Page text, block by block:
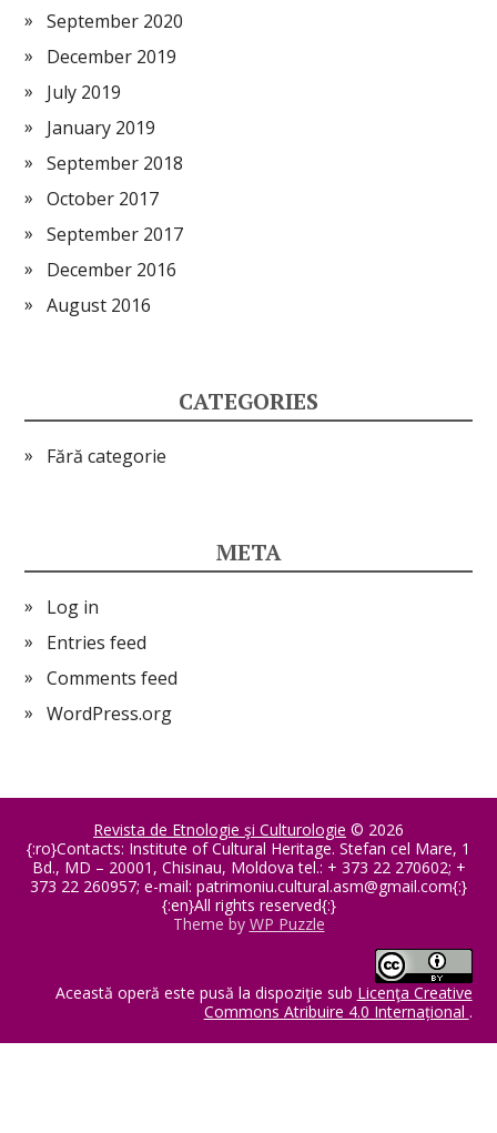
September 2020
December 2019
July 2019
January 2019
September 2018
October 2017
September 2017
December 2016
August 2016
CATEGORIES
Fără categorie
META
Log in
Entries feed
Comments feed
WordPress.org
Revista de Etnologie şi Culturologie © 2026
{:ro}Contacts: Institute of Cultural Heritage. Stefan cel Mare, 1
Bd., MD – 20001, Chisinau, Moldova tel.: + 373 22 270602; +
373 22 260957; e-mail: patrimoniu.cultural.asm@gmail.com{:}
{:en}All rights reserved{:}
Theme by WP Puzzle
Această operă este pusă la dispoziţie sub Licenţa Creative
Commons Atribuire 4.0 Internațional .